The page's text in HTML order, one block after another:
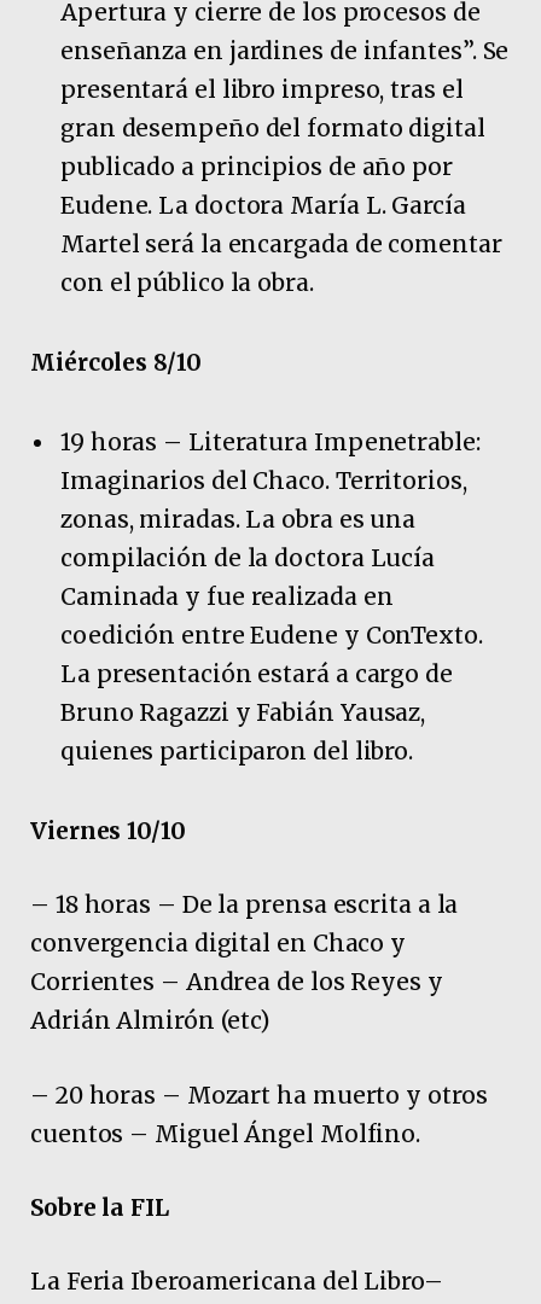
Apertura y cierre de los procesos de
enseñanza en jardines de infantes”. Se
presentará el libro impreso, tras el
gran desempeño del formato digital
publicado a principios de año por
Eudene. La doctora María L. García
Martel será la encargada de comentar
con el público la obra.
Miércoles 8/10
19 horas – Literatura Impenetrable:
Imaginarios del Chaco. Territorios,
zonas, miradas. La obra es una
compilación de la doctora Lucía
Caminada y fue realizada en
coedición entre Eudene y ConTexto.
La presentación estará a cargo de
Bruno Ragazzi y Fabián Yausaz,
quienes participaron del libro.
Viernes 10/10
– 18 horas – De la prensa escrita a la
convergencia digital en Chaco y
Corrientes – Andrea de los Reyes y
Adrián Almirón (etc)
– 20 horas – Mozart ha muerto y otros
cuentos – Miguel Ángel Molfino.
Sobre la FIL
La Feria Iberoamericana del Libro–